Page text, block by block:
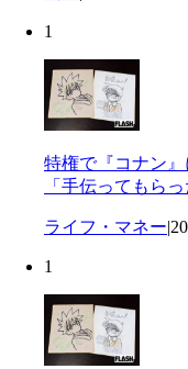
1
特権で『コナン
「手伝ってもら
ライフ・マネー|
1